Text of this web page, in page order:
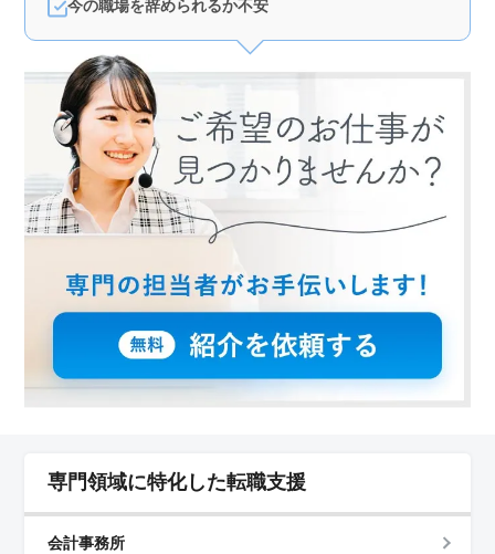
今の職場を辞められるか不安
専門領域に特化した転職支援
会計事務所